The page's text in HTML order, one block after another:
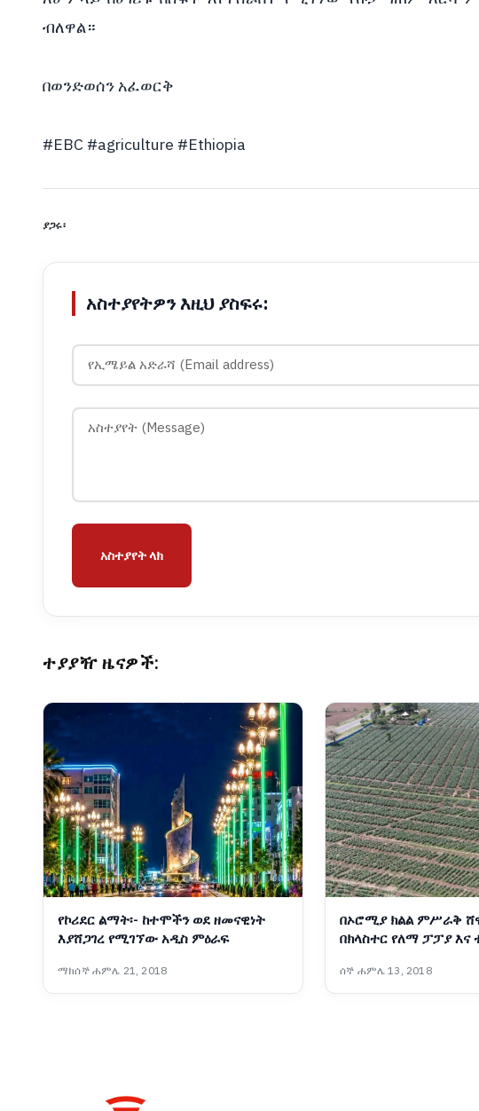
ብለዋል።
በወንድወሰን አፈወርቅ
#EBC #agriculture #Ethiopia
ያጋሩ፡
አስተያየትዎን እዚህ ያስፍሩ:
አስተያየት ላክ
ተያያዥ ዜናዎች:
የኮሪደር ልማት፡- ከተሞችን ወደ ዘመናዊነት
እያሸጋገረ የሚገኘው አዲስ ምዕራፍ
ማክሰኞ ሐምሌ 21, 2018
በኦሮሚያ ክልል ምሥራቅ
በክላስተር የለማ ፓፓያ
ሰኞ ሐምሌ 13, 2018